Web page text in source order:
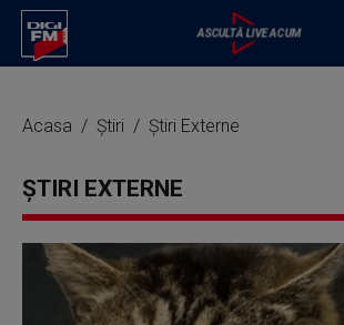
Acasa Știri Știri Externe
ȘTIRI EXTERNE